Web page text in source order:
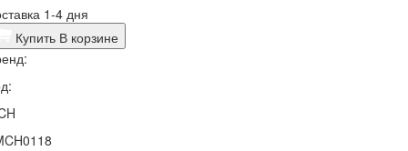
1-4 дня
Купить В корзине